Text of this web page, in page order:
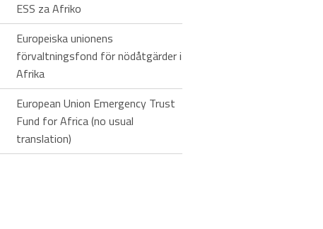
ESS za Afriko
Europeiska unionens
förvaltningsfond för nödåtgärder i
Afrika
European Union Emergency Trust
Fund for Africa (no usual
translation)